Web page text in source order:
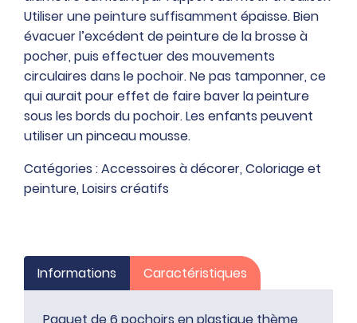
Utiliser une peinture suffisamment épaisse. Bien
évacuer l’excédent de peinture de la brosse à
pocher, puis effectuer des mouvements
circulaires dans le pochoir. Ne pas tamponner, ce
qui aurait pour effet de faire baver la peinture
sous les bords du pochoir. Les enfants peuvent
utiliser un pinceau mousse.
Catégories :Accessoires à décorer, Coloriage et
peinture, Loisirs créatifs
Informations Caractéristiques
Paquet de 6 pochoirs en plastique thème